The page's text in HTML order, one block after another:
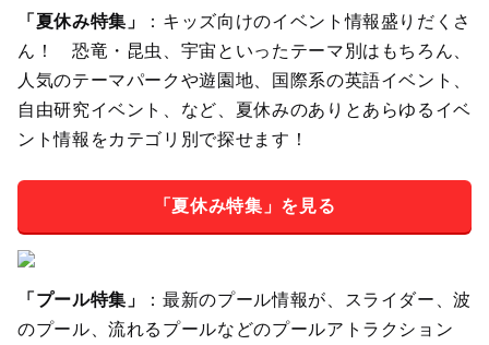
「夏休み特集」
：キッズ向けのイベント情報盛りだくさ
ん！ 恐竜・昆虫、宇宙といったテーマ別はもちろん、
人気のテーマパークや遊園地、国際系の英語イベント、
自由研究イベント、など、夏休みのありとあらゆるイベ
ント情報をカテゴリ別で探せます！
「夏休み特集」を見る
「プール特集」
：最新のプール情報が、スライダー、波
のプール、流れるプールなどのプールアトラクション